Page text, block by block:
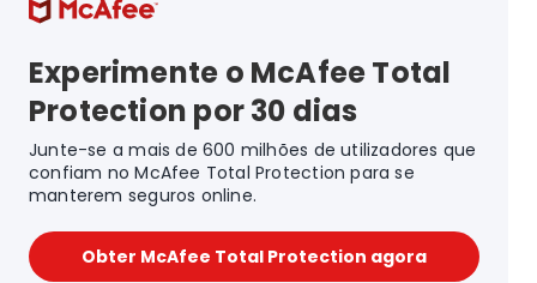
Experimente o McAfee Total
Protection por 30 dias
Junte-se a mais de 600 milhões de utilizadores que
confiam no McAfee Total Protection para se
manterem seguros on​​line.
Obter McAfee Total Protection agora